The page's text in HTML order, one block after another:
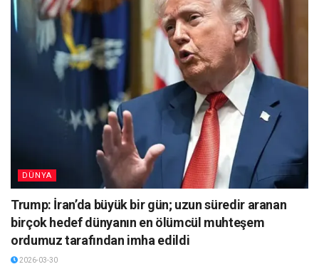
DÜNYA
Trump: İran’da büyük bir gün; uzun süredir aranan
birçok hedef dünyanın en ölümcül muhteşem
ordumuz tarafından imha edildi
2026-03-30